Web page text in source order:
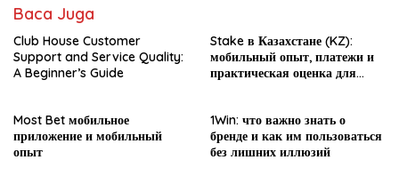
Baca Juga
Club House Customer
Support and Service Quality:
A Beginner’s Guide
Stake в Казахстане (KZ):
мобильный опыт, платежи и
практическая оценка для
Most Bet мобильное
приложение и мобильный
опыт
1Win: что важно знать о
бренде и как им пользоваться
без лишних иллюзий